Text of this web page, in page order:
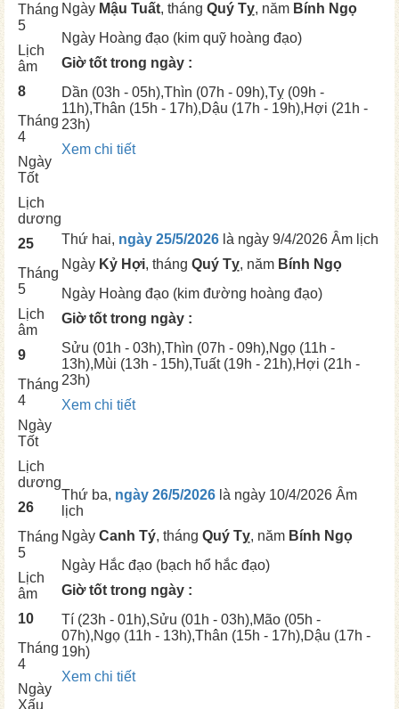
Tháng
5
Lịch
âm
8
Tháng
4
Ngày
Tốt
Ngày Mậu Tuất, tháng Quý Tỵ, năm Bính Ngọ
Ngày Hoàng đạo (kim quỹ hoàng đạo)
Giờ tốt trong ngày :
Dần (03h - 05h),Thìn (07h - 09h),Tỵ (09h -
11h),Thân (15h - 17h),Dậu (17h - 19h),Hợi (21h -
23h)
Xem chi tiết
Lịch
dương
25
Tháng
5
Lịch
âm
9
Tháng
4
Ngày
Tốt
Thứ hai, ngày 25/5/2026 là ngày 9/4/2026 Âm lịch
Ngày Kỷ Hợi, tháng Quý Tỵ, năm Bính Ngọ
Ngày Hoàng đạo (kim đường hoàng đạo)
Giờ tốt trong ngày :
Sửu (01h - 03h),Thìn (07h - 09h),Ngọ (11h -
13h),Mùi (13h - 15h),Tuất(19h - 21h),Hợi (21h -
23h)
Xem chi tiết
Lịch
dương
26
Tháng
5
Lịch
âm
10
Tháng
4
Ngày
Xấu
Thứ ba, ngày 26/5/2026 là ngày 10/4/2026 Âm
lịch
Ngày Canh Tý, tháng Quý Tỵ, năm Bính Ngọ
Ngày Hắc đạo (bạch hổ hắc đạo)
Giờ tốt trong ngày :
Tí (23h - 01h),Sửu (01h - 03h),Mão (05h -
07h),Ngọ (11h - 13h),Thân (15h - 17h),Dậu (17h -
19h)
Xem chi tiết